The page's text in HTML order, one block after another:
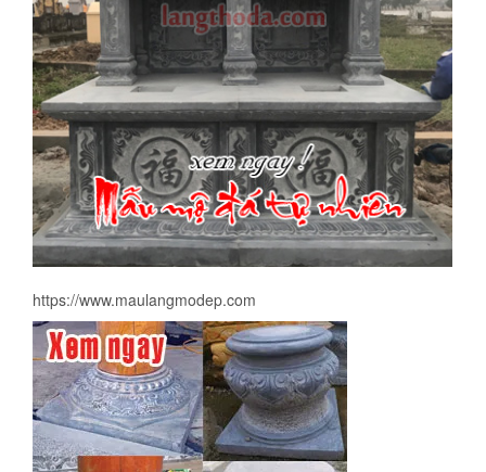
https://www.maulangmodep.com